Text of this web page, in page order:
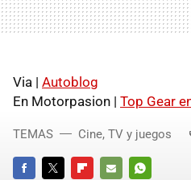
Via | Autoblog
En Motorpasion | Top Gear
TEMAS Cine, TV y juegos